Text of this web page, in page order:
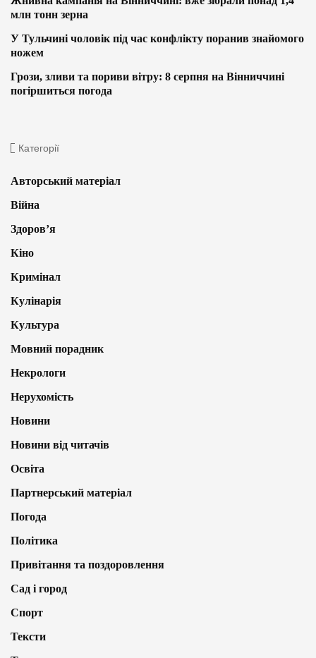
млн тонн зерна
У Тульчині чоловік під час конфлікту поранив знайомого
ножем
Грози, зливи та пориви вітру: 8 серпня на Вінниччині
погіршиться погода
Категорії
Авторський матеріал
Війна
Здоров’я
Кіно
Кримінал
Кулінарія
Культура
Мовний порадник
Некрологи
Нерухомість
Новини
Новини від читачів
Освіта
Партнерський матеріал
Погода
Політика
Привітання та поздоровлення
Сад і город
Спорт
Тексти